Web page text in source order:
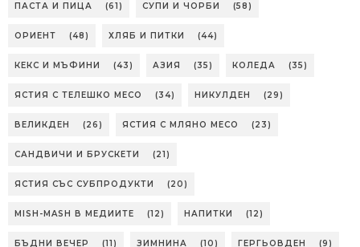
ПАСТА И ПИЦА (61) СУПИ И ЧОРБИ (58)
ОРИЕНТ (48) ХЛЯБ И ПИТКИ (44)
КЕКС И МЪФИНИ (43) АЗИЯ (35) КОЛЕДА (35)
ЯСТИЯ С ТЕЛЕШКО МЕСО (34) НИКУЛДЕН (29)
ВЕЛИКДЕН (26) ЯСТИЯ С МЛЯНО МЕСО (23)
САНДВИЧИ И БРУСКЕТИ (21)
ЯСТИЯ СЪС СУБПРОДУКТИ (20)
MISH-MASH В МЕДИИТЕ (12) НАПИТКИ (12)
БЪДНИ ВЕЧЕР (11) ЗИМНИНА (10) ГЕРГЬОВДЕН (9)